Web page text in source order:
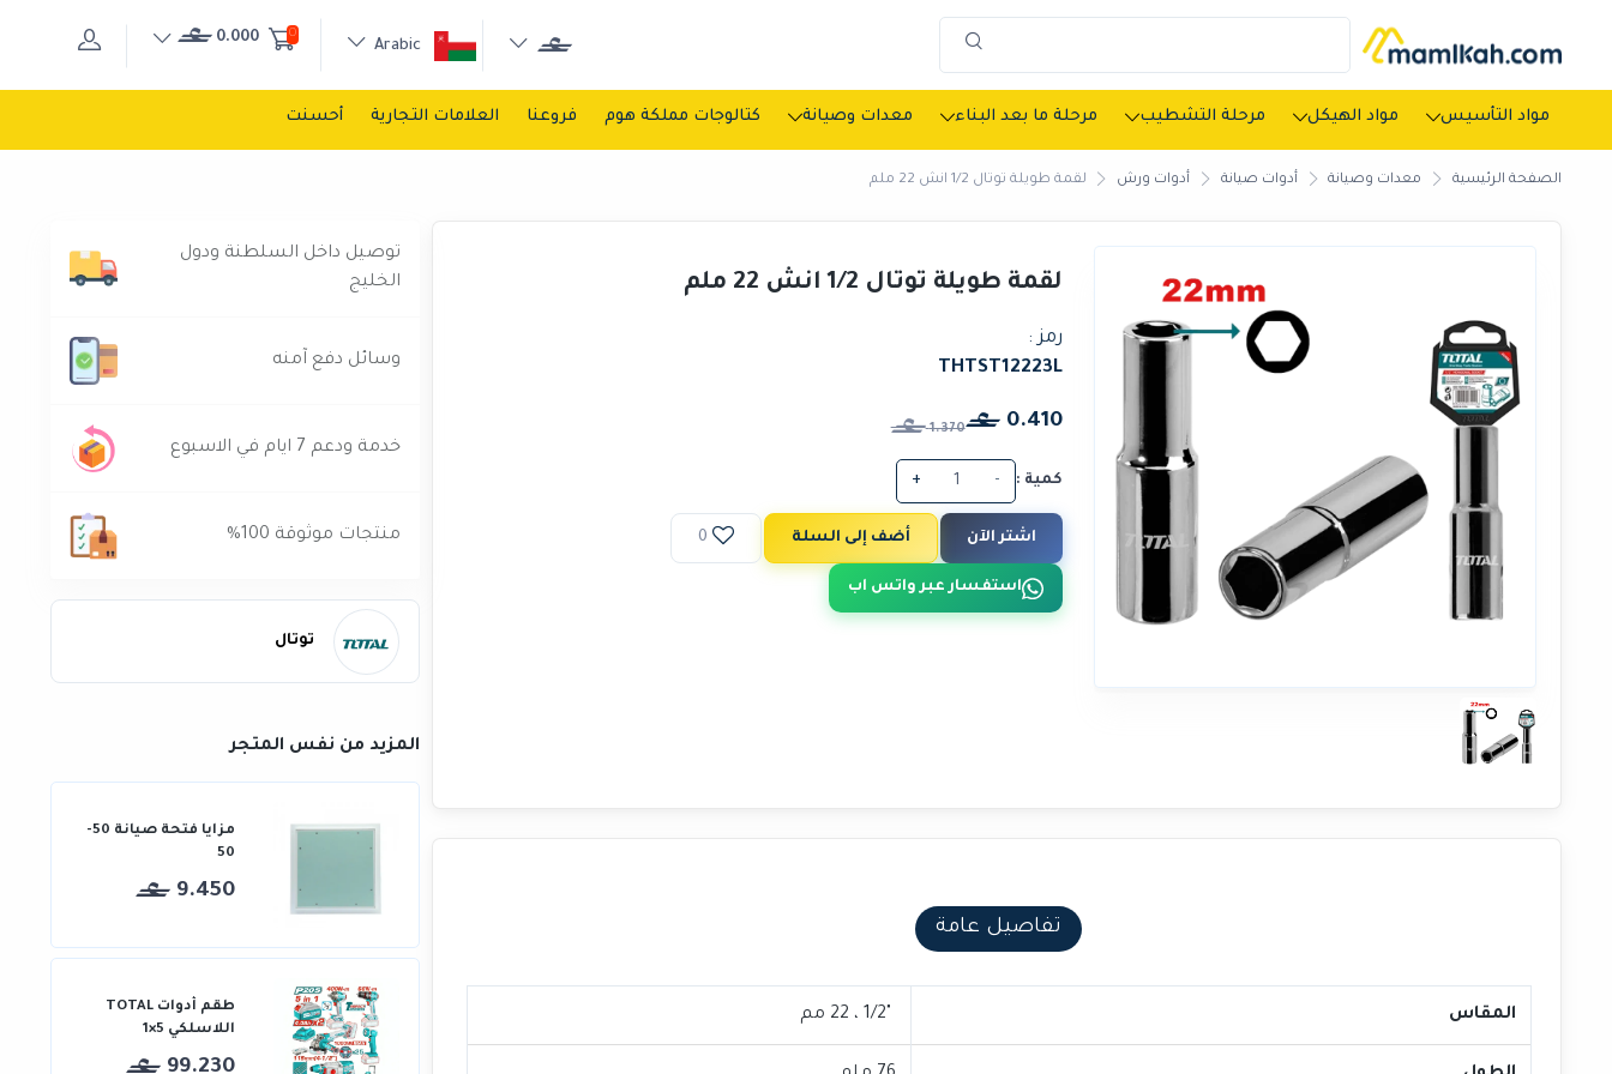
0
0.000
مواد التأسيس مواد الهيكل مرحلة التشطيب مرحلة ما بعد البناء معدات وصيانة كتالوجات مملكة هوم فروعنا العلامات التجارية أحسنت
الصفحة الرئيسية معدات وصيانة أدوات صيانة أدوات ورش لقمة طويلة توتال 1/2 انش 22 ملم
لقمة طويلة توتال 1/2 انش 22 ملم
رمز :
THTST12223L
0.410
1.370
كمية : -
+
اشتر الآن أضف إلى السلة 0
استفسار عبر واتس اب
تفاصيل عامة
المقاس
توصيل داخل السلطنة ودول
الخليج
وسائل دفع آمنه
خدمة ودعم 7 ايام في الاسبوع
منتجات موثوقة 100%
توتال
المزيد من نفس المتجر
مزايا فتحة صيانة 50-
50
9.450
طقم أدوات TOTAL
اللاسلكي 5×1
99.230